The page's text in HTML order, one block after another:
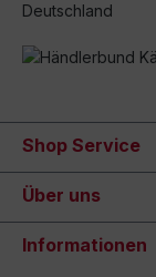
Deutschland
Shop Service
Über uns
Informationen